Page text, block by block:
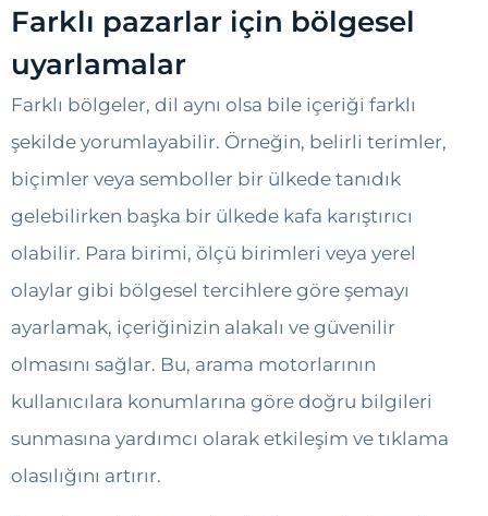
Farklı pazarlar için bölgesel
uyarlamalar
Farklı bölgeler, dil aynı olsa bile içeriği farklı
şekilde yorumlayabilir. Örneğin, belirli terimler,
biçimler veya semboller bir ülkede tanıdık
gelebilirken başka bir ülkede kafa karıştırıcı
olabilir. Para birimi, ölçü birimleri veya yerel
olaylar gibi bölgesel tercihlere göre şemayı
ayarlamak, içeriğinizin alakalı ve güvenilir
olmasını sağlar. Bu, arama motorlarının
kullanıcılara konumlarına göre doğru bilgileri
sunmasına yardımcı olarak etkileşim ve tıklama
olasılığını artırır.